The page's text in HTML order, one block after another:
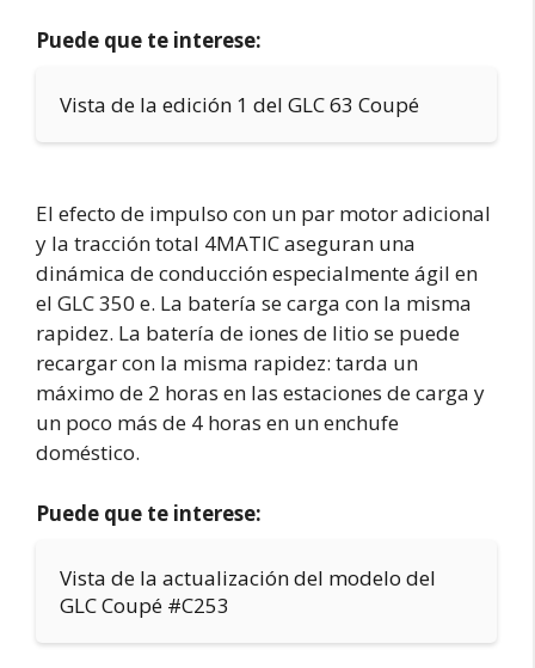
Puede que te interese:
Vista de la edición 1 del GLC 63 Coupé
El efecto de impulso con un par motor adicional
y la tracción total 4MATIC aseguran una
dinámica de conducción especialmente ágil en
el GLC 350 e. La batería se carga con la misma
rapidez. La batería de iones de litio se puede
recargar con la misma rapidez: tarda un
máximo de 2 horas en las estaciones de carga y
un poco más de 4 horas en un enchufe
doméstico.
Puede que te interese:
Vista de la actualización del modelo del
GLC Coupé #C253